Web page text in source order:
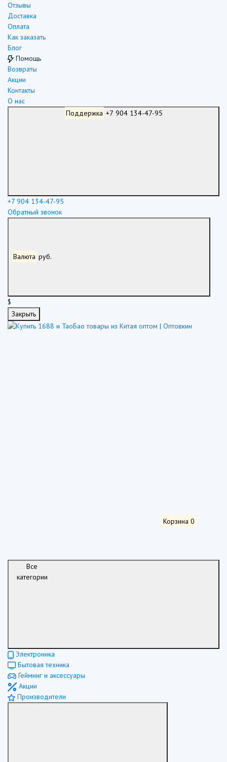
Отзывы
Доставка
Оплата
Как заказать
Блог
Помощь
Возвраты
Акции
Контакты
О нас
Поддержка
+7 904 134-47-95
Обратный звонок
Валюта руб.
$
Закрыть
Корзина 0
Все
категории
Электроника
Бытовая техника
Гейминг и аксессуары
Акции
Производители